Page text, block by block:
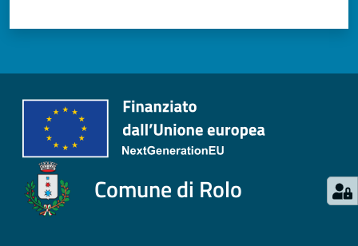
Comune di Rolo